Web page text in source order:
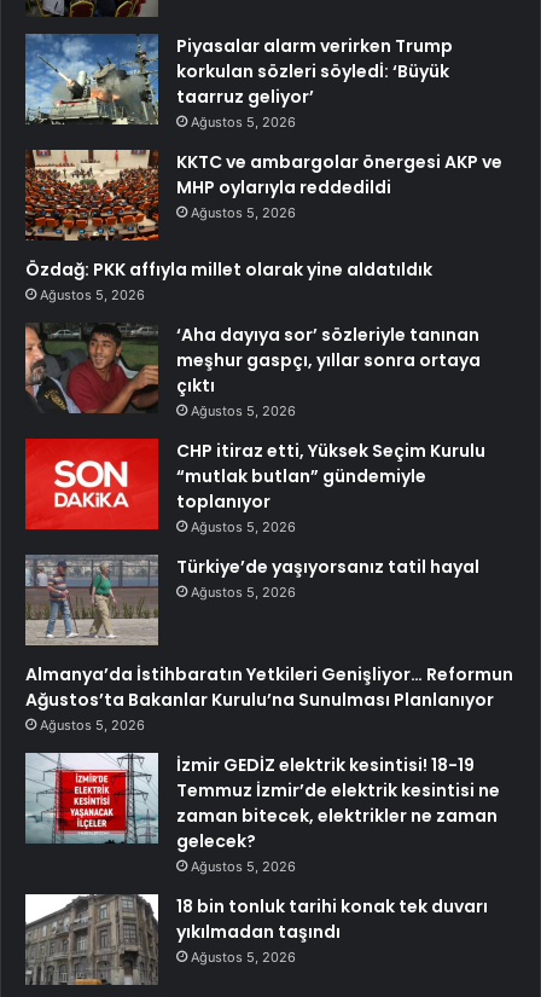
Piyasalar alarm verirken Trump
korkulan sözleri söyledİ: ‘Büyük
taarruz geliyor’
Ağustos 5, 2026
KKTC ve ambargolar önergesi AKP ve
MHP oylarıyla reddedildi
Ağustos 5, 2026
Özdağ: PKK affıyla millet olarak yine aldatıldık
Ağustos 5, 2026
‘Aha dayıya sor’ sözleriyle tanınan
meşhur gaspçı, yıllar sonra ortaya
çıktı
Ağustos 5, 2026
CHP itiraz etti, Yüksek Seçim Kurulu
“mutlak butlan” gündemiyle
toplanıyor
Ağustos 5, 2026
Türkiye’de yaşıyorsanız tatil hayal
Ağustos 5, 2026
Almanya’da İstihbaratın Yetkileri Genişliyor… Reformun
Ağustos’ta Bakanlar Kurulu’na Sunulması Planlanıyor
Ağustos 5, 2026
İzmir GEDİZ elektrik kesintisi! 18-19
Temmuz İzmir’de elektrik kesintisi ne
zaman bitecek, elektrikler ne zaman
gelecek?
Ağustos 5, 2026
18 bin tonluk tarihi konak tek duvarı
yıkılmadan taşındı
Ağustos 5, 2026